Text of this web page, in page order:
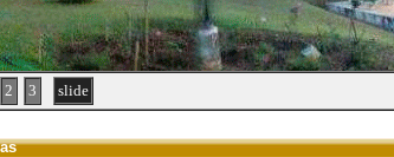
2 3 slide